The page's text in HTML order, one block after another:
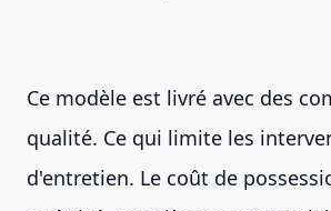
Ce modèle est livré avec des
qualité. Ce qui limite les
d'entretien. Le coût de